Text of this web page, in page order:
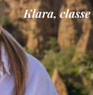
2026
a Firenze: 5
figli